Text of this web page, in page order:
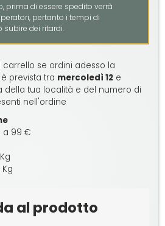
prima di essere spedito verrà
pertanto i tempi di
dei ritardi.
se ordini adesso la
prevista tra mercoledì 12 e
della tua località e del numero di
nell'ordine
a 99 €
al prodotto